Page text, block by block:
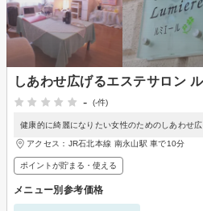
しあわせ広げるエステサロン
-
(-件)
健康的に綺麗になりたい女性のためのしあわせ
アクセス：JR石北本線 南永山駅 車で10分
ポイントが貯まる・使える
メニュー別参考価格